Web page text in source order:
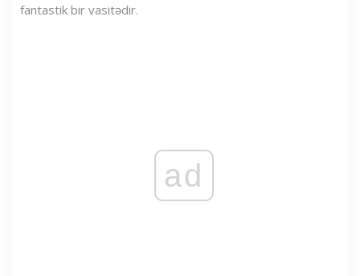
fantastik bir vasitədir.
ad